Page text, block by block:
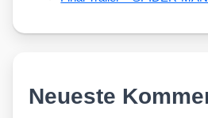
Neueste